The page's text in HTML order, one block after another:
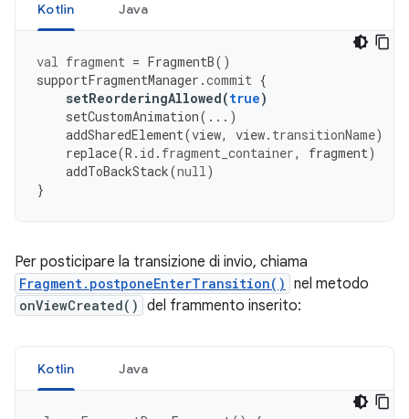
Kotlin Java
val fragment = FragmentB()
supportFragmentManager .commit {
setReorderingAllowed(true)
setCustomAnimation(...)
addSharedElement(view, view. transitionName)
replace(R . id . fragment_container, fragment)
addToBackStack(null)
}
Per posticipare la transizione di invio, chiama
Fragment.postponeEnterTransition() nel metodo
onViewCreated() del frammento inserito:
Kotlin Java